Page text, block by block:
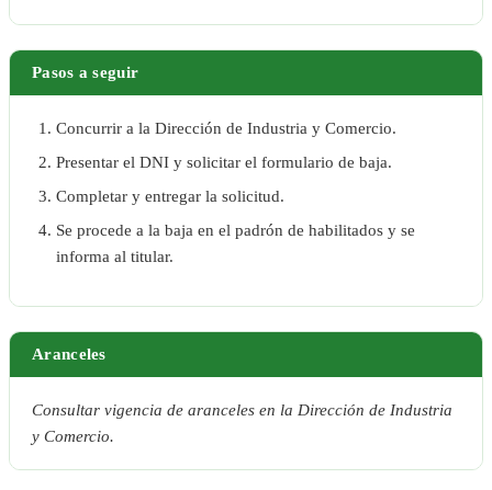
Pasos a seguir
Concurrir a la Dirección de Industria y Comercio.
Presentar el DNI y solicitar el formulario de baja.
Completar y entregar la solicitud.
Se procede a la baja en el padrón de habilitados y se
informa al titular.
Aranceles
Consultar vigencia de aranceles en la Dirección de Industria
y Comercio.